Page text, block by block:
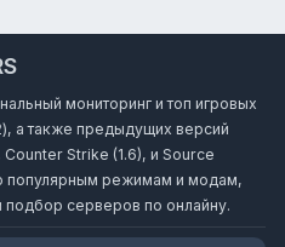
мониторинг и топ игровых
а также предыдущих версий
Strike (1.6), и Source
популярным режимам и модам,
подбор серверов по онлайну.